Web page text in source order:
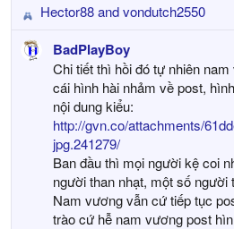
R
e
a
Hector88andvondutch2550
BadPlayBoy
Chi tiết thì hồi đó tự nhiên
cái hình hài nhảm về post,
nội dung kiểu:
http://gvn.co/attachments/
jpg.241279/
Ban đầu thì mọi người kệ coi
người than nhạt, một số người
Nam vương vẫn cứ tiếp tục
trào cứ hễ nam vương post